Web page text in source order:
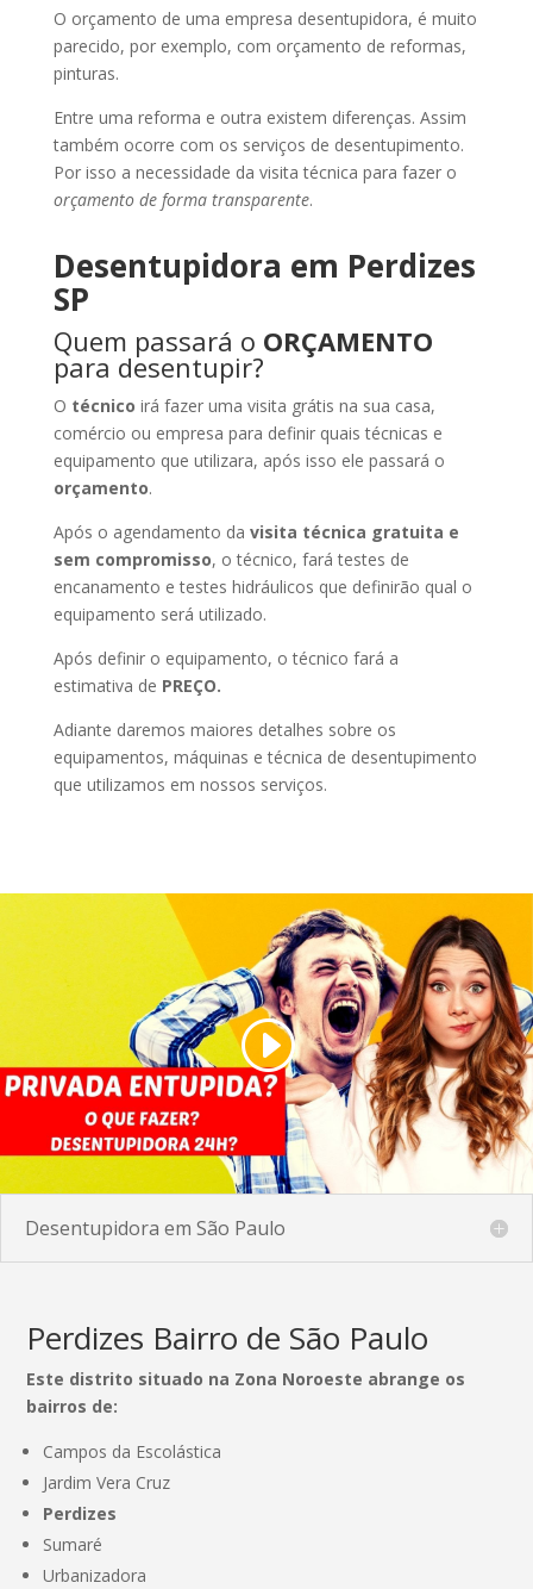
O orçamento de uma empresa desentupidora, é muito
parecido, por exemplo, com orçamento de reformas,
pinturas.
Entre uma reforma e outra existem diferenças. Assim
também ocorre com os serviços de desentupimento.
Por isso a necessidade da visita técnica para fazer o
orçamento de forma transparente.
Desentupidora em Perdizes
SP
Quem passará o ORÇAMENTO
para desentupir?
O técnico irá fazer uma visita grátis na sua casa,
comércio ou empresa para definir quais técnicas e
equipamento que utilizara, após isso ele passará o
orçamento.
Após o agendamento da visita técnica gratuita e
sem compromisso, o técnico, fará testes de
encanamento e testes hidráulicos que definirão qual o
equipamento será utilizado.
Após definir o equipamento, o técnico fará a
estimativa de PREÇO.
Adiante daremos maiores detalhes sobre os
equipamentos, máquinas e técnica de desentupimento
que utilizamos em nossos serviços.
Desentupidora em São Paulo
Perdizes Bairro de São Paulo
Este distrito situado na Zona Noroeste abrange os
bairros de:
Campos da Escolástica
Jardim Vera Cruz
Perdizes
Sumaré
Urbanizadora